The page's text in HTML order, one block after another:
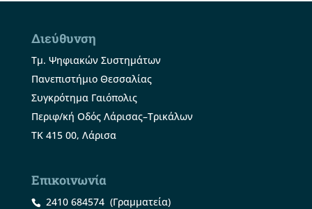
Διεύθυνση
Τμ. Ψηφιακών Συστημάτων
Πανεπιστήμιο Θεσσαλίας
Συγκρότημα Γαιόπολις
Περιφ/κή Οδός Λάρισας–Τρικάλων
ΤΚ 415 00, Λάρισα
Επικοινωνία
2410 684574(Γραμματεία)